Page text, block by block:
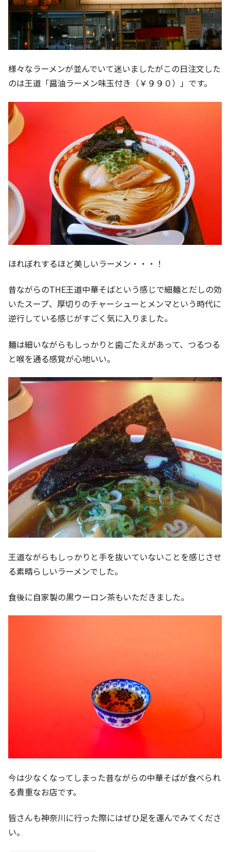
様々なラーメンが並んでいて迷いましたがこの日注文した
のは王道「醤油ラーメン味玉付き（￥９９０）」です。
ほれぼれするほど美しいラーメン・・・！
昔ながらのTHE王道中華そばという感じで細麺とだしの効
いたスープ、厚切りのチャーシューとメンマという時代に
逆行している感じがすごく気に入りました。
麺は細いながらもしっかりと歯ごたえがあって、つるつる
と喉を通る感覚が心地いい。
王道ながらもしっかりと手を抜いていないことを感じさせ
る素晴らしいラーメンでした。
食後に自家製の黒ウーロン茶もいただきました。
今は少なくなってしまった昔ながらの中華そばが食べられ
る貴重なお店です。
皆さんも神奈川に行った際にはぜひ足を運んでみてくださ
い。